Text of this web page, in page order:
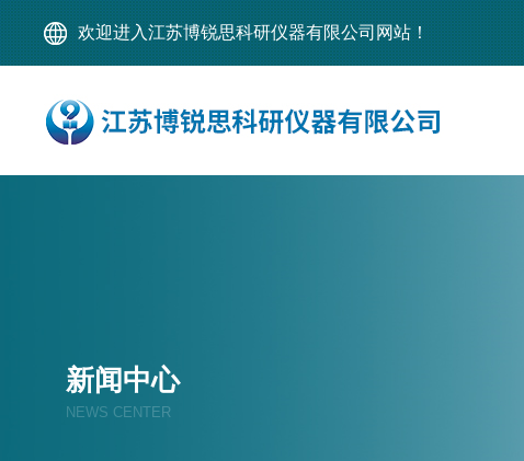
欢迎进入江苏博锐思科研仪器有限公司网站！
新闻中心
NEWS CENTER